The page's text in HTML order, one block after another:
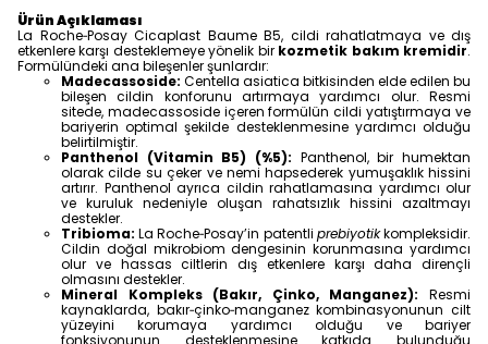
Ürün Açıklaması
La Roche‑Posay Cicaplast Baume B5, cildi rahatlatmaya ve dış
etkenlere karşı desteklemeye yönelik bir kozmetik bakım kremidir.
Formülündeki ana bileşenler şunlardır:
Madecassoside: Centella asiatica bitkisinden elde edilen bu
bileşen cildin konforunu artırmaya yardımcı olur. Resmi
sitede, madecassoside içeren formülün cildi yatıştırmaya ve
bariyerin optimal şekilde desteklenmesine yardımcı olduğu
belirtilmiştir.
Panthenol (Vitamin B5) (%5): Panthenol, bir humektan
olarak cilde su çeker ve nemi hapsederek yumuşaklık hissini
artırır. Panthenol ayrıca cildin rahatlamasına yardımcı olur
ve kuruluk nedeniyle oluşan rahatsızlık hissini azaltmayı
destekler.
Tribioma: La Roche‑Posay’in patentli prebiyotikkompleksidir.
Cildin doğal mikrobiom dengesinin korunmasına yardımcı
olur ve hassas ciltlerin dış etkenlere karşı daha dirençli
olmasını destekler.
Mineral Kompleks (Bakır, Çinko, Manganez): Resmi
kaynaklarda, bakır‑çinko‑manganez kombinasyonunun cilt
yüzeyini korumaya yardımcı olduğu ve bariyer
fonksiyonunun desteklenmesine katkıda bulunduğu